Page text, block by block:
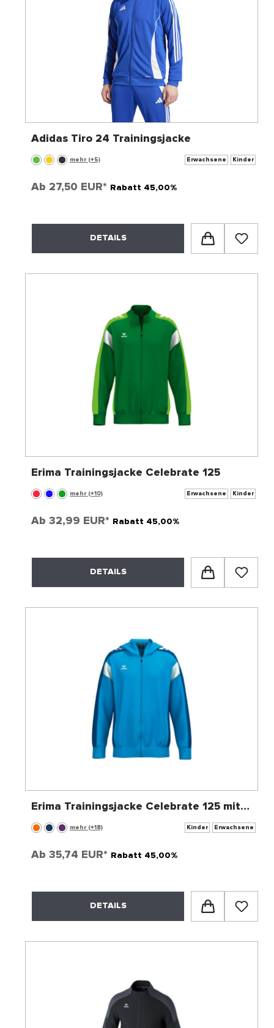
Adidas Tiro 24 Trainingsjacke
mehr (+5) Erwachsene Kinder
Ab 27,50 EUR* Rabatt 45,00%
DETAILS
Erima Trainingsjacke Celebrate 125
mehr (+10) Erwachsene Kinder
Ab 32,99 EUR* Rabatt 45,00%
DETAILS
Erima Trainingsjacke Celebrate 125 mit
Kapuze
mehr (+18) Kinder Erwachsene
Ab 35,74 EUR* Rabatt 45,00%
DETAILS